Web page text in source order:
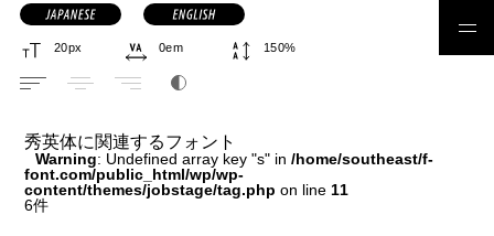
秀英体に関連するフォント
Warning : Undefined array key "s" in/home/southeast/f-
font.com/public_html/wp/wp-
content/themes/jobstage/tag.php on line 11
6件